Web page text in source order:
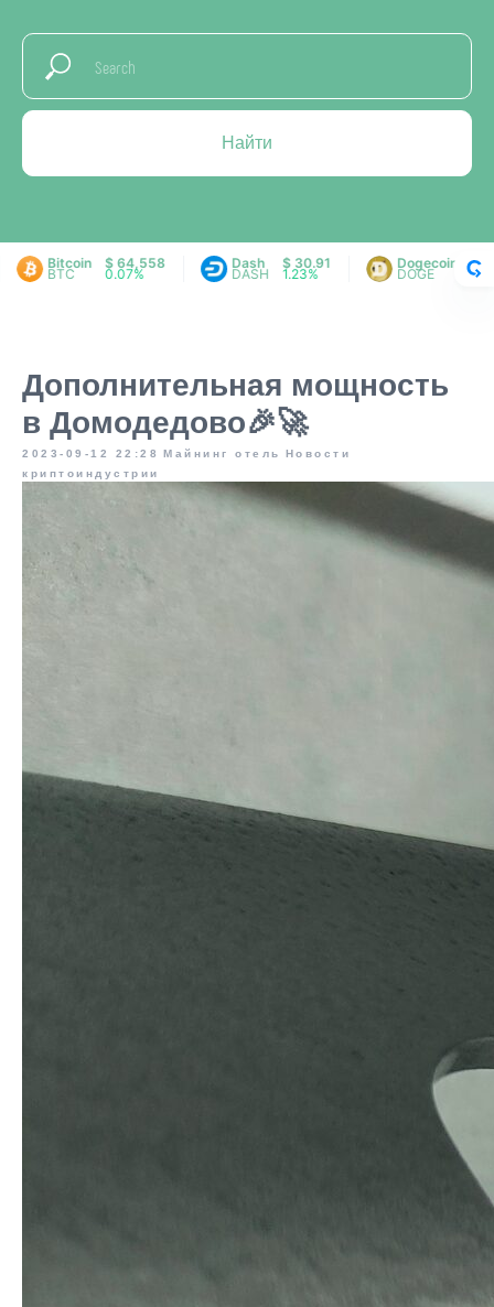
Найти
$ 64,558
0.07%
Dash
DASH
$ 30.91
1.23%
Dogecoin
DOGE
$ 0.0695
0.74%
Дополнительная мощность
в Домодедово🎉🚀
2023-09-12 22:28 Майнинг отель
Новости
криптоиндустрии